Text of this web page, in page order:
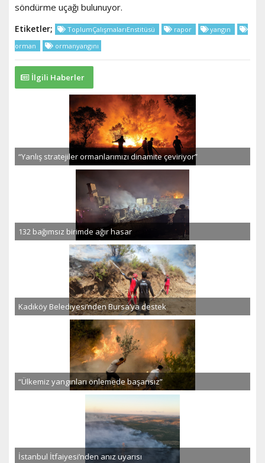
söndürme uçağı bulunuyor.
Etiketler; ToplumÇalışmalarıEnstitüsü rapor
yangın
orman
ormanyangını
İlgili Haberler
“Yanlış stratejiler ormanlarımızı dinamite çeviriyor”
132 bağımsız birimde ağır hasar
Kadıköy Belediyesi’nden Bursa’ya destek
“Ülkemiz yangınları önlemede başarısız”
İstanbul İtfaiyesi’nden anız uyarısı